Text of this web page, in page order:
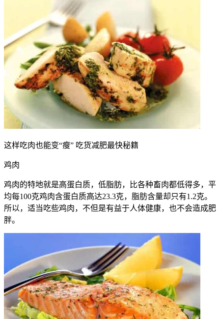
这样吃肉也能变“瘦” 吃货减肥最快秘籍
鸡肉
鸡肉的特地就是高蛋白质，低脂肪，比各种畜肉都低得多，平
均每100克鸡肉含蛋白质高达23.3克，脂肪含量却只有1.2克。
所以，适当吃些鸡肉，不但是有益于人体健康，也不会造成肥
胖。